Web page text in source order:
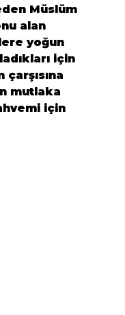
Müslüm
alan
yoğun
için
mutlaka
için